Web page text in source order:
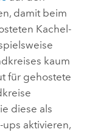
damit beim
Kachel-
kaum
für gehostete
diese als
aktivieren,